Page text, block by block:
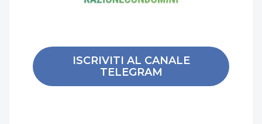
ISCRIVITI AL CANALE
TELEGRAM